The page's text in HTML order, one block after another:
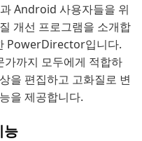
Android 사용자들을 위
개선 프로그램을 소개합
PowerDirector입니다.
까지 모두에게 적합하
을 편집하고 고화질로 변
을 제공합니다.